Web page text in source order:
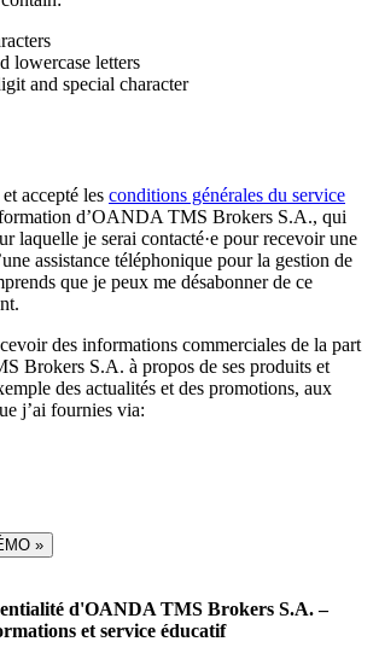
lowercase letters
and special character
accepté les conditions générales du service
d’OANDA TMS Brokers S.A., qui
laquelle je serai contacté·e pour recevoir une
assistance téléphonique pour la gestion de
que je peux me désabonner de ce
des informations commerciales de la part
Brokers S.A. à propos de ses produits et
des actualités et des promotions, aux
j’ai fournies via:
»
d'OANDA TMS Brokers S.A. –
et service éducatif